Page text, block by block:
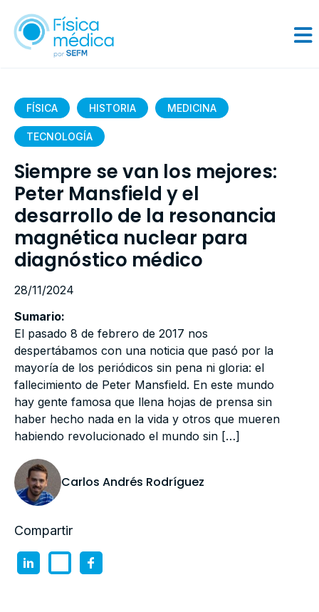
FÍSICA HISTORIA MEDICINA
TECNOLOGÍA
Siempre se van los mejores:
Peter Mansfield y el
desarrollo de la resonancia
magnética nuclear para
diagnóstico médico
28/11/2024
Sumario:
El pasado 8 de febrero de 2017 nos
despertábamos con una noticia que pasó por la
mayoría de los periódicos sin pena ni gloria: el
fallecimiento de Peter Mansfield. En este mundo
hay gente famosa que llena hojas de prensa sin
haber hecho nada en la vida y otros que mueren
habiendo revolucionado el mundo sin […]
Carlos Andrés Rodríguez
Compartir